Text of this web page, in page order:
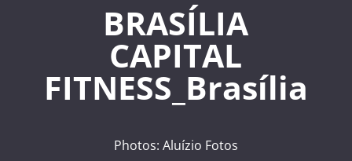
BRASÍLIA
CAPITAL
FITNESS_Brasília
Photos: Aluízio Fotos